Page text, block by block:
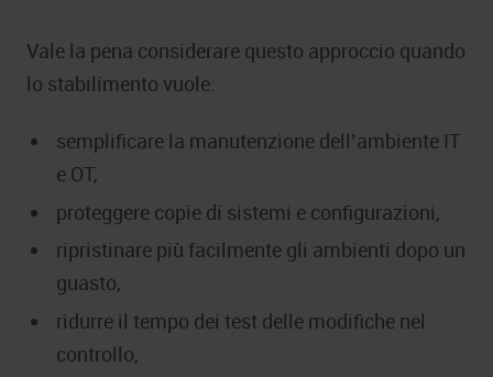
Vale la pena considerare questo approccio quando
lo stabilimento vuole:
semplificare la manutenzione dell’ambiente IT
e OT,
proteggere copie di sistemi e configurazioni,
ripristinare più facilmente gli ambienti dopo un
guasto,
ridurre il tempo dei test delle modifiche nel
controllo,